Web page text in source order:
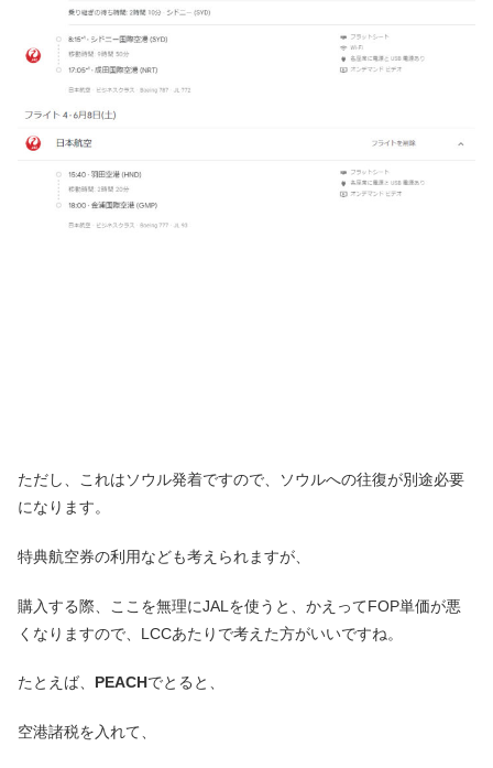
ただし、これはソウル発着ですので、ソウルへの往復が別途必要
になります。
特典航空券の利用なども考えられますが、
購入する際、ここを無理にJALを使うと、かえってFOP単価が悪
くなりますので、LCCあたりで考えた方がいいですね。
たとえば、 PEACHでとると、
空港諸税を入れて、